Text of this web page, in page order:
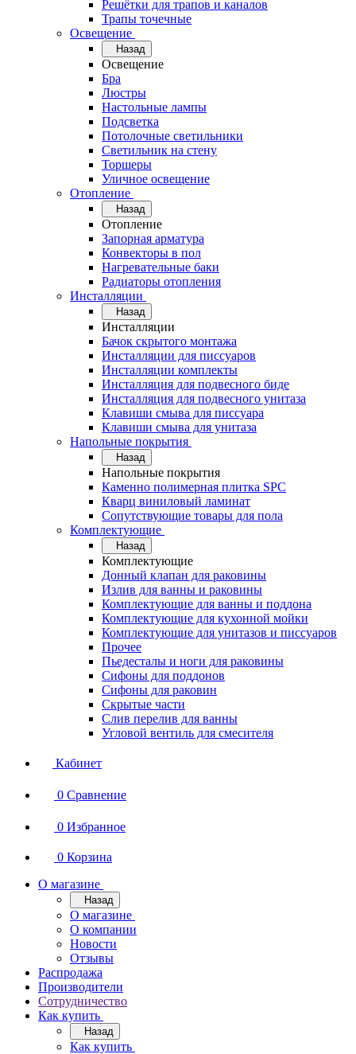
Решётки для трапов и каналов
Трапы точечные
Освещение
Назад
Освещение
Бра
Люстры
Настольные лампы
Подсветка
Потолочные светильники
Светильник на стену
Торшеры
Уличное освещение
Отопление
Назад
Отопление
Запорная арматура
Конвекторы в пол
Нагревательные баки
Радиаторы отопления
Инсталляции
Назад
Инсталляции
Бачок скрытого монтажа
Инсталляции для писсуаров
Инсталляции комплекты
Инсталляция для подвесного биде
Инсталляция для подвесного унитаза
Клавиши смыва для писсуара
Клавиши смыва для унитаза
Напольные покрытия
Назад
Напольные покрытия
Каменно полимерная плитка SPC
Кварц виниловый ламинат
Сопутствующие товары для пола
Комплектующие
Назад
Комплектующие
Донный клапан для раковины
Излив для ванны и раковины
Комплектующие для ванны и поддона
Комплектующие для кухонной мойки
Комплектующие для унитазов и писсуаров
Прочее
Пьедесталы и ноги для раковины
Сифоны для поддонов
Сифоны для раковин
Скрытые части
Слив перелив для ванны
Угловой вентиль для смесителя
Кабинет
0 Сравнение
0 Избранное
0 Корзина
О магазине
Назад
О магазине
О компании
Новости
Отзывы
Распродажа
Производители
Сотрудничество
Как купить
Назад
Как купить